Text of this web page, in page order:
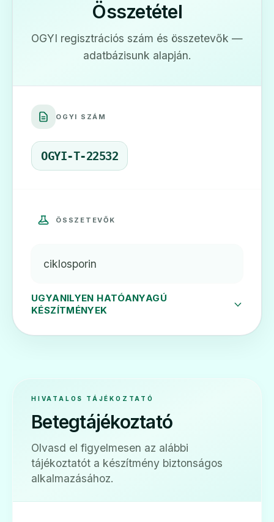
ADATLAP
🛡️
Ár: —
ADATLAP
oldatos infúzióhoz
🛡️
Sandimmun Neoral 10 mg lágy kapszula
Ár: —
Összetétel
OGYI regisztrációs szám és összetevők —
adatbázisunk alapján.
OGYI SZÁM
OGYI-T-22532
ÖSSZETEVŐK
ciklosporin
UGYANILYEN HATÓANYAGÚ
KÉSZÍTMÉNYEK
HIVATALOS TÁJÉKOZTATÓ
Betegtájékoztató
Olvasd el figyelmesen az alábbi
tájékoztatót a készítmény biztonságos
alkalmazásához.